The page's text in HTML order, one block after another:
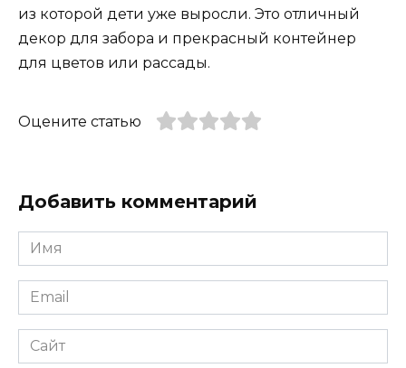
из которой дети уже выросли. Это отличный
декор для забора и прекрасный контейнер
для цветов или рассады.
Оцените статью
Добавить комментарий
Имя
*
Email
*
Сайт